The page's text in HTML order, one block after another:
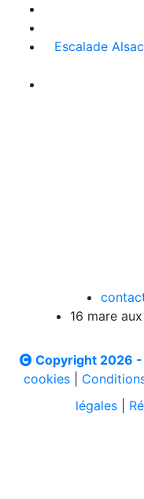
Escalade
16 mare
Copyright 2026 -
cookies|
légales